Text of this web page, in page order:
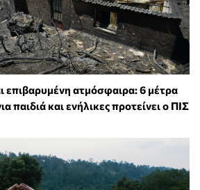
επιβαρυμένη ατμόσφαιρα: 6 μέτρα
παιδιά και ενήλικες προτείνει ο ΠΙΣ